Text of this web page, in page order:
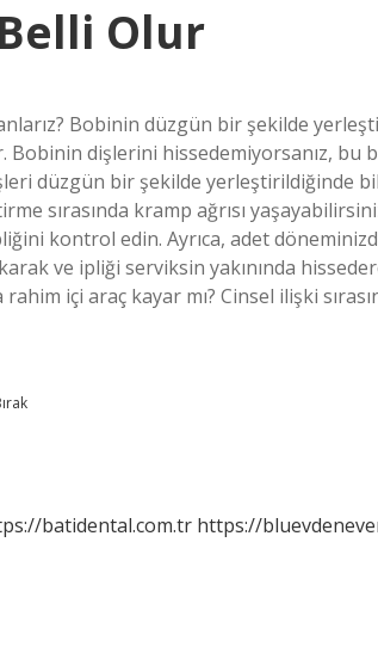
Olur
Bobinin düzgün bir şekilde
dişlerini hissedemiyorsanız, bu
düzgün bir şekilde yerleştirildiğinde
sırasında kramp ağrısı
kontrol edin. Ayrıca, adet
ve ipliği serviksin yakınında
rahim içi araç kayar mı? Cinsel ilişki
batidental.com.tr https://